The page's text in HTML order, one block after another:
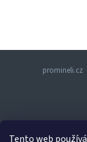
Tento web
promineli.cz
p